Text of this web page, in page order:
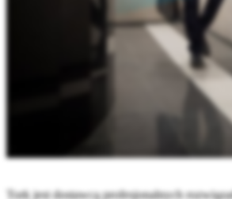
Tork jest dostawcą profesjonalnych